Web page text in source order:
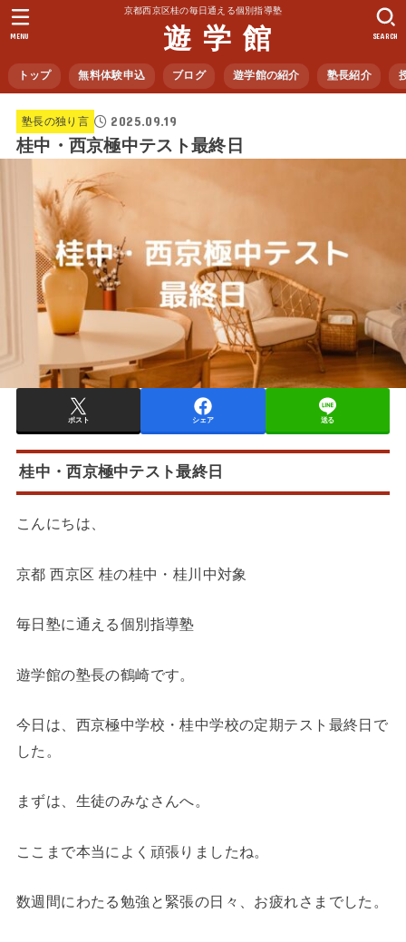
京都西京区桂の毎日通える個別指導塾
遊 学 館
トップ 無料体験申込 ブログ 遊学館の紹介 塾長紹介
SEARCH
MENU
塾長の独り言 2025.09.19
桂中・西京極中テスト最終日
ポスト シェア 送る
桂中・西京極中テスト最終日
こんにちは、
京都 西京区 桂の桂中・桂川中対象
毎日塾に通える個別指導塾
遊学館の塾長の鶴崎です。
今日は、西京極中学校・桂中学校の定期テスト最終日で
した。
まずは、生徒のみなさんへ。
ここまで本当によく頑張りましたね。
数週間にわたる勉強と緊張の日々、お疲れさまでした。